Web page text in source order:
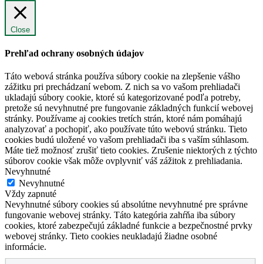
Close
Prehľad ochrany osobných údajov
Táto webová stránka používa súbory cookie na zlepšenie vášho
zážitku pri prechádzaní webom. Z nich sa vo vašom prehliadači
ukladajú súbory cookie, ktoré sú kategorizované podľa potreby,
pretože sú nevyhnutné pre fungovanie základných funkcií webovej
stránky. Používame aj cookies tretích strán, ktoré nám pomáhajú
analyzovať a pochopiť, ako používate túto webovú stránku. Tieto
cookies budú uložené vo vašom prehliadači iba s vaším súhlasom.
Máte tiež možnosť zrušiť tieto cookies. Zrušenie niektorých z týchto
súborov cookie však môže ovplyvniť váš zážitok z prehliadania.
Nevyhnutné
Nevyhnutné
Vždy zapnuté
Nevyhnutné súbory cookies sú absolútne nevyhnutné pre správne
fungovanie webovej stránky. Táto kategória zahŕňa iba súbory
cookies, ktoré zabezpečujú základné funkcie a bezpečnostné prvky
webovej stránky. Tieto cookies neukladajú žiadne osobné
informácie.